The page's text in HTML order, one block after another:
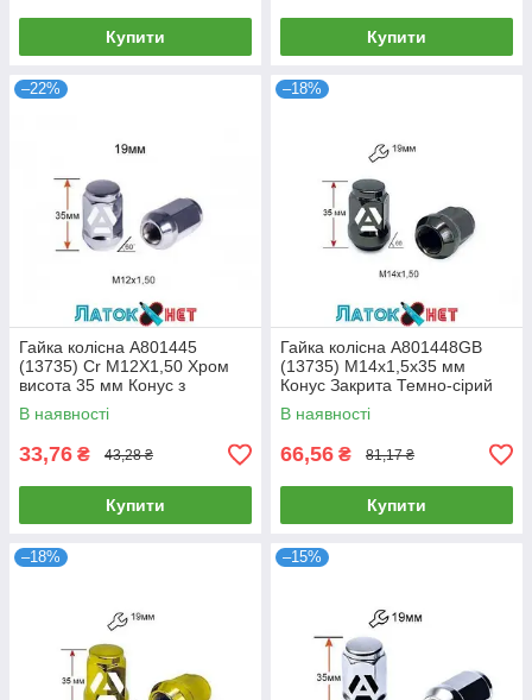
Купити Купити
–22%
Гайка колісна A801445
(13735) Cr M12X1,50 Хром
висота 35 мм Конус з
виступом закритий ключ 19
мм
В наявності
33,76 ₴ 43,28 ₴
Купити
–18%
Гайка колісна A801448GB
(13735) M14х1,5х35 мм
Конус Закрита Темно-сірий
Ключ 19
В наявності
66,56 ₴ 81,17 ₴
Купити
–18% –15%